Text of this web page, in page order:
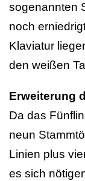
sogenannten
noch
Klaviatur
den weißen
Erweiterung
Da das
neun
Linien plus
es sich